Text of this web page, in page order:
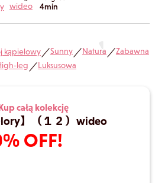
wideo 4min
kąpielowy／Sunny／Natura／Zabawna
leg ／Luksusowa
całą kolekcję
】（１２）wideo
OFF!